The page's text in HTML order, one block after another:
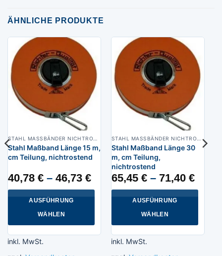
ÄHNLICHE PRODUKTE
Stahl Maßband Länge 15 m,
cm Teilung, nichtrostend
40,78 €– 46,73 €
AUSFÜHRUNG
WÄHLEN
Produkt
inkl. MwSt.
Stahl Maßband Länge 30
m, cm Teilung,
nichtrostend
65,45 €– 71,40 €
AUSFÜHRUNG
WÄHLEN
Produkt
inkl. MwSt.